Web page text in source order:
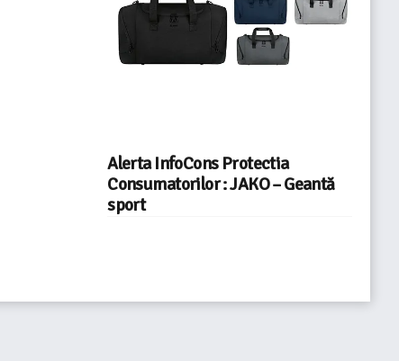
Alerta InfoCons Protectia
Consumatorilor : JAKO – Geantă
sport